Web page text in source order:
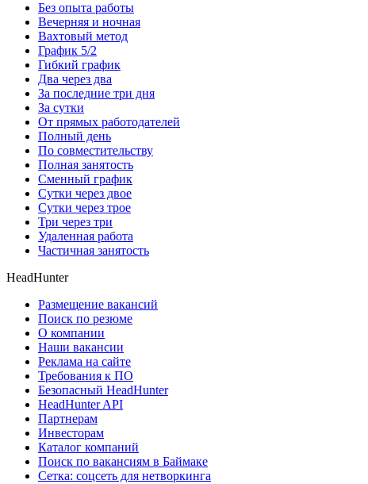
Без опыта работы
Вечерняя и ночная
Вахтовый метод
График 5/2
Гибкий график
Два через два
За последние три дня
За сутки
От прямых работодателей
Полный день
По совместительству
Полная занятость
Сменный график
Сутки через двое
Сутки через трое
Три через три
Удаленная работа
Частичная занятость
HeadHunter
Размещение вакансий
Поиск по резюме
О компании
Наши вакансии
Реклама на сайте
Требования к ПО
Безопасный HeadHunter
HeadHunter API
Партнерам
Инвесторам
Каталог компаний
Поиск по вакансиям в Баймаке
Сетка: соцсеть для нетворкинга